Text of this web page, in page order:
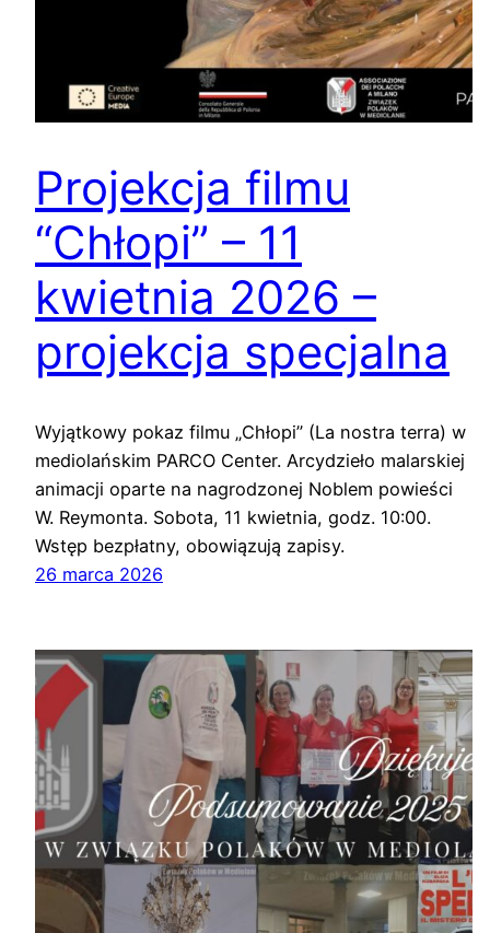
Projekcja filmu
“Chłopi” – 11
kwietnia 2026 –
projekcja specjalna
Wyjątkowy pokaz filmu „Chłopi” (La nostra terra) w
mediolańskim PARCO Center. Arcydzieło malarskiej
animacji oparte na nagrodzonej Noblem powieści
W. Reymonta. Sobota, 11 kwietnia, godz. 10:00.
Wstęp bezpłatny, obowiązują zapisy.
26 marca 2026